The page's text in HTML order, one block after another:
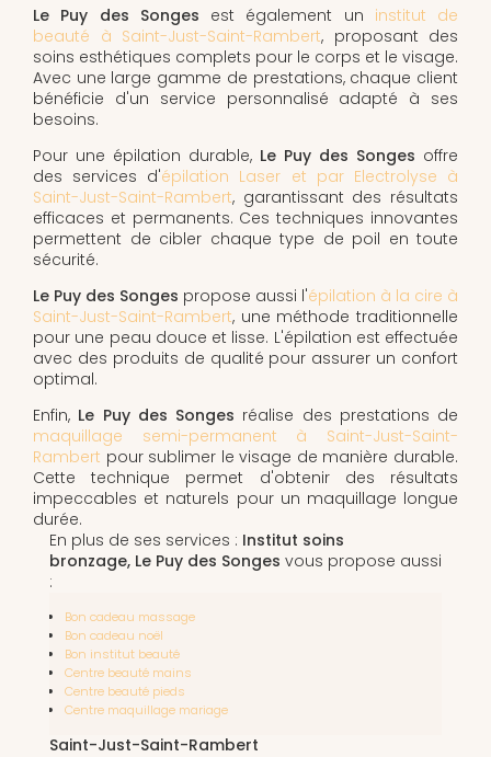
Le Puy des Songes est également un institut de
beauté à Saint-Just-Saint-Rambert, proposant des
soins esthétiques complets pour le corps et le visage.
Avec une large gamme de prestations, chaque client
bénéficie d'un service personnalisé adapté à ses
besoins.
Pour une épilation durable, Le Puy des Songes offre
des services d'épilation Laser et par Electrolyse à
Saint-Just-Saint-Rambert, garantissant des résultats
efficaces et permanents. Ces techniques innovantes
permettent de cibler chaque type de poil en toute
sécurité.
Le Puy des Songes propose aussi l'épilation à la cire à
Saint-Just-Saint-Rambert, une méthode traditionnelle
pour une peau douce et lisse. L'épilation est effectuée
avec des produits de qualité pour assurer un confort
optimal.
Enfin, Le Puy des Songes réalise des prestations de
maquillage semi-permanent à Saint-Just-Saint-
Rambert pour sublimer le visage de manière durable.
Cette technique permet d'obtenir des résultats
impeccables et naturels pour un maquillage longue
durée.
En plus de ses services : Institut soins
bronzage, Le Puy des Songes vous propose aussi
:
Bon cadeau massage
Bon cadeau noël
Bon institut beauté
Centre beauté mains
Centre beauté pieds
Centre maquillage mariage
Saint-Just-Saint-Rambert